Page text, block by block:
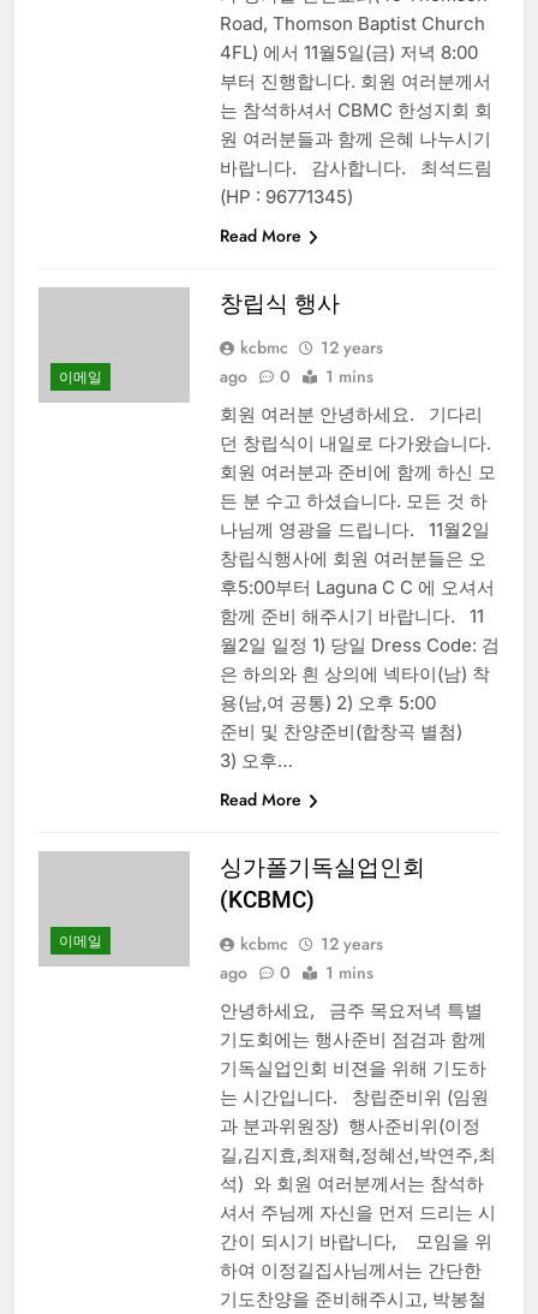
Road, Thomson Baptist Church
4FL) 에서 11월5일(금) 저녁 8:00
부터 진행합니다. 회원 여러분께서
는 참석하셔서 CBMC 한성지회 회
원 여러분들과 함께 은혜 나누시기
바랍니다. 감사합니다. 최석드림
(HP : 96771345)
Read More
이메일
창립식 행사
kcbmc
12 years
ago
0 1 mins
회원 여러분 안녕하세요. 기다리
던 창립식이 내일로 다가왔습니다.
회원 여러분과 준비에 함께 하신 모
든 분 수고 하셨습니다. 모든 것 하
나님께 영광을 드립니다. 11월2일
창립식행사에 회원 여러분들은 오
후5:00부터 Laguna C C 에 오셔서
함께 준비 해주시기 바랍니다. 11
월2일 일정 1) 당일 Dress Code: 검
은 하의와 흰 상의에 넥타이(남) 착
용(남,여 공통) 2) 오후 5:00
준비 및 찬양준비(합창곡 별첨)
3) 오후…
Read More
이메일
싱가폴기독실업인회
(KCBMC)
kcbmc
12 years
ago
0 1 mins
안녕하세요, 금주 목요저녁 특별
기도회에는 행사준비 점검과 함께
기독실업인회 비젼을 위해 기도하
는 시간입니다. 창립준비위 (임원
과 분과위원장) 행사준비위(이정
길,김지효,최재혁,정혜선,박연주,최
석) 와 회원 여러분께서는 참석하
셔서 주님께 자신을 먼저 드리는 시
간이 되시기 바랍니다, 모임을 위
하여 이정길집사님께서는 간단한
기도찬양을 준비해주시고, 박봉철